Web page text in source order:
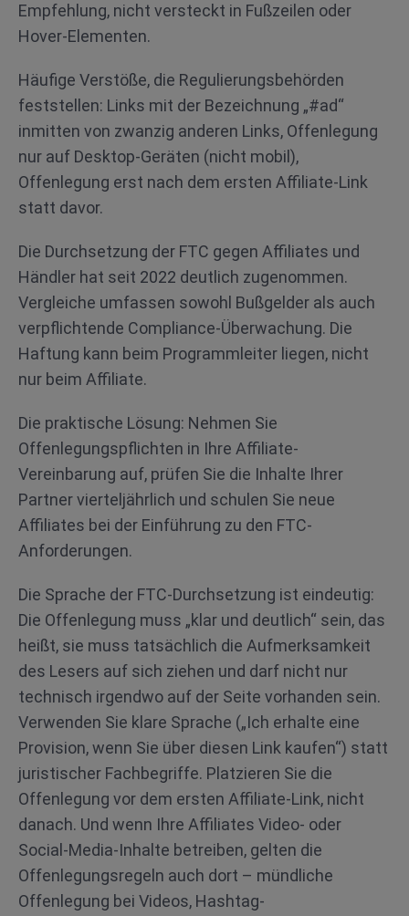
Empfehlung, nicht versteckt in Fußzeilen oder
Hover-Elementen.
Häufige Verstöße, die Regulierungsbehörden
feststellen: Links mit der Bezeichnung „#ad“
inmitten von zwanzig anderen Links, Offenlegung
nur auf Desktop-Geräten (nicht mobil),
Offenlegung erst nach dem ersten Affiliate-Link
statt davor.
Die Durchsetzung der FTC gegen Affiliates und
Händler hat seit 2022 deutlich zugenommen.
Vergleiche umfassen sowohl Bußgelder als auch
verpflichtende Compliance-Überwachung. Die
Haftung kann beim Programmleiter liegen, nicht
nur beim Affiliate.
Die praktische Lösung: Nehmen Sie
Offenlegungspflichten in Ihre Affiliate-
Vereinbarung auf, prüfen Sie die Inhalte Ihrer
Partner vierteljährlich und schulen Sie neue
Affiliates bei der Einführung zu den FTC-
Anforderungen.
Die Sprache der FTC-Durchsetzung ist eindeutig:
Die Offenlegung muss „klar und deutlich“ sein, das
heißt, sie muss tatsächlich die Aufmerksamkeit
des Lesers auf sich ziehen und darf nicht nur
technisch irgendwo auf der Seite vorhanden sein.
Verwenden Sie klare Sprache („Ich erhalte eine
Provision, wenn Sie über diesen Link kaufen“) statt
juristischer Fachbegriffe. Platzieren Sie die
Offenlegung vor dem ersten Affiliate-Link, nicht
danach. Und wenn Ihre Affiliates Video- oder
Social-Media-Inhalte betreiben, gelten die
Offenlegungsregeln auch dort – mündliche
Offenlegung bei Videos, Hashtag-